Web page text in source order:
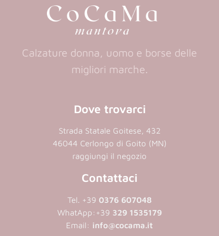
Calzature donna, uomo e borse delle
migliori marche.
Dove trovarci
Strada Statale Goitese, 432
46044 Cerlongo di Goito (MN)
raggiungi il negozio
Contattaci
Tel. +39 0376 607048
WhatApp: +39 329 1535179
Email: info@cocama.it